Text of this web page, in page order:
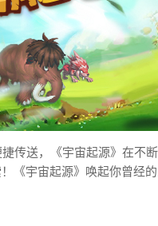
传送，《宇宙起源》在不
《宇宙起源》唤起你曾经